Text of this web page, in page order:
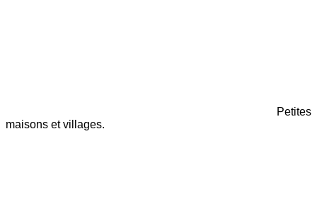
Petites
maisons et villages.